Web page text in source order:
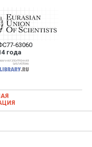
Ученых —
статей в
журнале
63060
года
научных статей в
журнале